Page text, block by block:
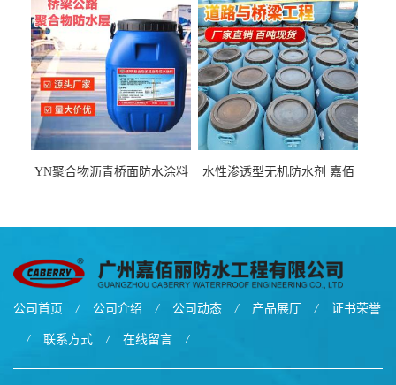
厂家
YN聚合物沥青桥面防水涂料
水性渗透型无机防水剂 嘉佰
公司首页 / 公司介绍 / 公司动态 / 产品展厅 / 证书荣誉
/ 联系方式 / 在线留言 /